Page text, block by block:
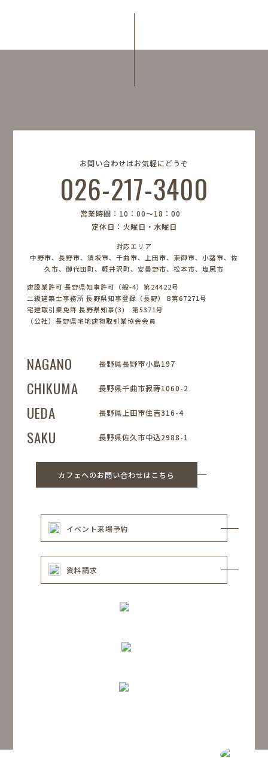
お問い合わせはお気軽にどうぞ
026-217-3400
営業時間：10：00〜18：00
定休日：火曜日・水曜日
対応エリア
中野市、長野市、須坂市、千曲市、上田市、東御市、小諸市、佐
久市、御代田町、軽井沢町、安曇野市、松本市、塩尻市
建設業許可 長野県知事許可（般-4）第24422号
二級建築士事務所 長野県知事登録（長野） B第67271号
宅建取引業免許 長野県知事(3) 第5371号
（公社）長野県宅地建物取引業協会会員
NAGANO 長野県長野市小島197
CHIKUMA 長野県千曲市寂蒔1060-2
UEDA 長野県上田市住吉316-4
SAKU 長野県佐久市中込2988-1
カフェへのお問い合わせはこちら
イベント来場予約
資料請求